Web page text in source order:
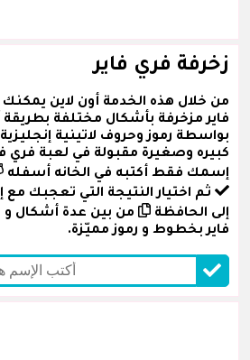
زخرفة فري فاير
من خلال هذه الخدمة أون لاين
فاير مزخرفة بأشكال مختلفة بطريقة
بواسطة رموز وحروف لاتينية
كبيره وصغيرة مقبولة في لعبة فري
إسمك فقط أكتبه في الخانه أسفله
ثم اختيار النتيجة التي تعجبك
إلى الحافظة
من بين عدة أشكال و
فاير بخطوط و رموز مميّزة.